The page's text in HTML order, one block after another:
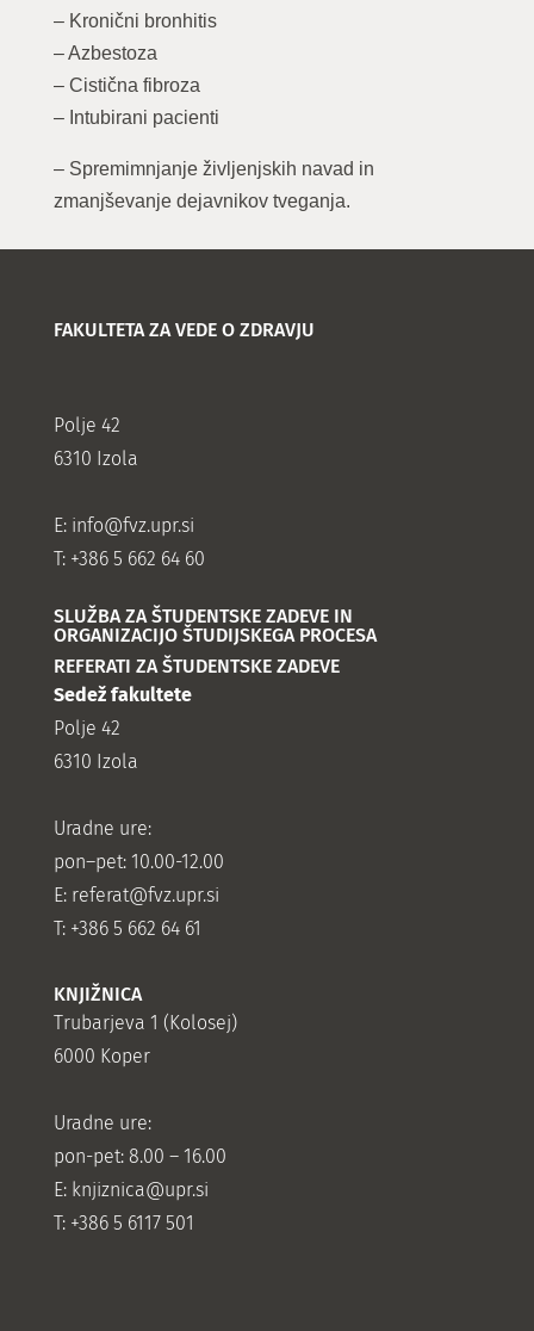
– Kronični bronhitis
– Azbestoza
– Cistična fibroza
– Intubirani pacienti
– Spremimnjanje življenjskih navad in
zmanjševanje dejavnikov tveganja.
FAKULTETA ZA VEDE O ZDRAVJU
Polje 42
6310 Izola
E: info@fvz.upr.si
T: +386 5 662 64 60
SLUŽBA ZA ŠTUDENTSKE ZADEVE IN
ORGANIZACIJO ŠTUDIJSKEGA PROCESA
REFERATI ZA ŠTUDENTSKE ZADEVE
Sedež fakultete
Polje 42
6310 Izola
Uradne ure:
pon–pet: 10.00-12.00
E: referat@fvz.upr.si
T: +386 5 662 64 61
KNJIŽNICA
Trubarjeva 1 (Kolosej)
6000 Koper
Uradne ure:
pon-pet: 8.00 – 16.00
E: knjiznica@upr.si
T: +386 5 6117 501